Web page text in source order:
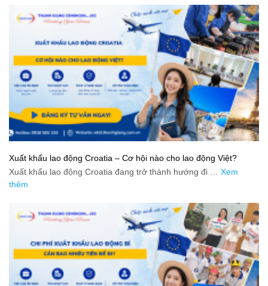
Xuất khẩu lao động Croatia – Cơ hội nào cho lao động Việt?
Xuất khẩu lao động Croatia đang trở thành hướng đi … Xem
thêm